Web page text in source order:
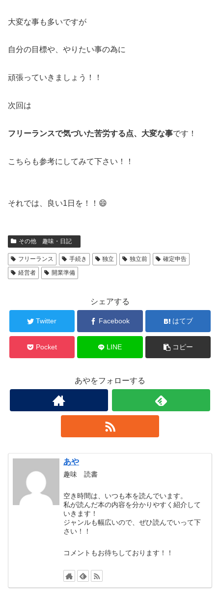
大変な事も多いですが
自分の目標や、やりたい事の為に
頑張っていきましょう！！
次回は
フリーランスで気づいた苦労する点、大変な事です！
こちらも参考にしてみて下さい！！
それでは、良い1日を！！😄
その他 趣味・日記
フリーランス 手続き 独立 独立前
確定申告
経営者
開業準備
シェアする
Twitter Facebook はてブ
Pocket LINE コピー
あやをフォローする
あや
趣味 読書
空き時間は、いつも本を読んでいます。
私が読んだ本の内容を分かりやすく紹介して
いきます！
ジャンルも幅広いので、ぜひ読んでいって下
さい！！
コメントもお待ちしております！！